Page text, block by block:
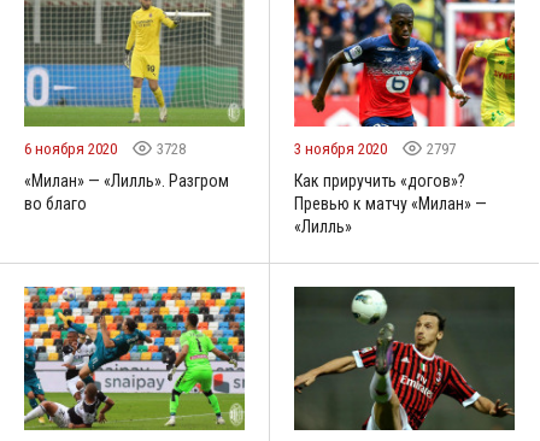
6 ноября 2020 3728
«Милан» — «Лилль». Разгром
во благо
3 ноября 2020 2797
Как приручить «догов»?
Превью к матчу «Милан» —
«Лилль»